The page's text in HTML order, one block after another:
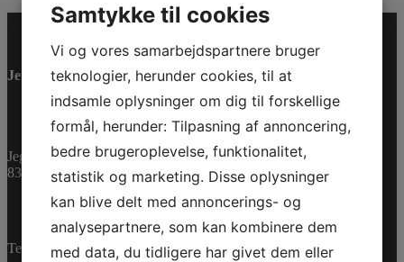
Jet-Trade Powersport
Jegstrupvej 280
8361 Hasselager
Telefon:+45 70 200 600
Samtykke til cookies
Vi og vores samarbejdspartnere bruger
teknologier, herunder cookies, til at
indsamle oplysninger om dig til forskellige
formål, herunder: Tilpasning af annoncering,
bedre brugeroplevelse, funktionalitet,
statistik og marketing. Disse oplysninger
kan blive delt med annoncerings- og
analysepartnere, som kan kombinere dem
med data, du tidligere har givet dem eller